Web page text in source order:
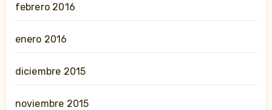
febrero 2016
enero 2016
diciembre 2015
noviembre 2015